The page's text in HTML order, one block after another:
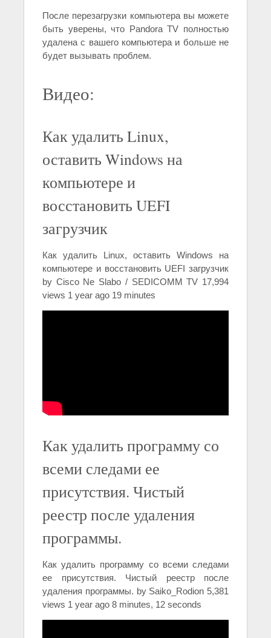
После перезагрузки компьютера вы можете
быть уверены, что Pandora TV полностью
удалена с вашего компьютера и больше не
будет вызывать проблем.
Видео:
Как удалить Linux,
оставить Windows на
компьютере и
восстановить UEFI
загрузчик
Как удалить Linux, оставить Windows на
компьютере и восстановить UEFI загрузчик
by Cisco Ne Slabo / SEDICOMM TV 17,994
views 1 year ago 19 minutes
Как удалить программу со
всеми следами ее
присутствия. Чистый
реестр после удаления
программы.
Как удалить программу со всеми следами
ее присутствия. Чистый реестр после
удаления программы. by Saiko_Rodion 5,381
views 1 year ago 8 minutes, 12 seconds